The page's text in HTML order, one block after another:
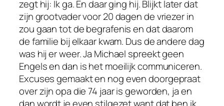
zegt hij: Ik ga. En daar ging hij. Blijkt later dat
zijn grootvader voor 20 dagen de vriezer in
zou gaan tot de begrafenis en dat daarom
de familie bij elkaar kwam. Dus de andere dag
was hij er weer. Ja Michael spreekt geen
Engels en dan is het moeilijk communiceren.
Excuses gemaakt en nog even doorgepraat
over zijn opa die 74 jaar is geworden, ja en